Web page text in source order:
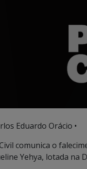
Eduardo Orácio •
comunica o
Yehya, lotada na